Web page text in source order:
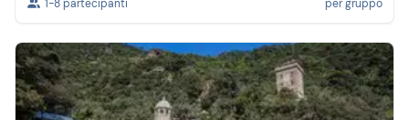
1-8 partecipanti per gruppo